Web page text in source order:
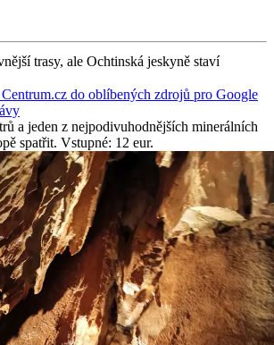
trasy, ale Ochtinská jeskyně staví
do oblíbených zdrojů pro Google
a jeden z nejpodivuhodnějších minerálních
spatřit. Vstupné: 12 eur.